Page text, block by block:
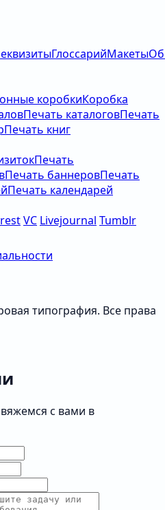
ГлоссарийМакеты
коробкиКоробка
Печать каталоговПечать
Печать книг
Печать
Печать баннеровПечать
Печать календарей
VC Livejournal Tumblr
типография. Все права
с вами в